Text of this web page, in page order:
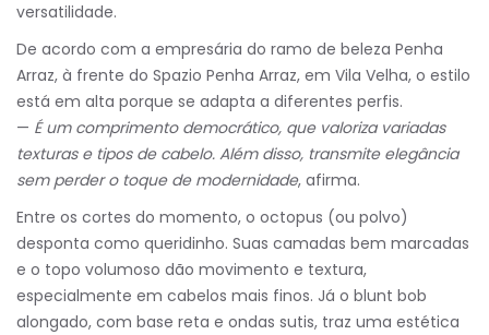
versatilidade.
De acordo com a empresária do ramo de beleza Penha
Arraz, à frente do Spazio Penha Arraz, em Vila Velha, o estilo
está em alta porque se adapta a diferentes perfis.
— É um comprimento democrático, que valoriza variadas
texturas e tipos de cabelo. Além disso, transmite elegância
sem perder o toque de modernidade, afirma.
Entre os cortes do momento, o octopus (ou polvo)
desponta como queridinho. Suas camadas bem marcadas
e o topo volumoso dão movimento e textura,
especialmente em cabelos mais finos. Já o blunt bob
alongado, com base reta e ondas sutis, traz uma estética